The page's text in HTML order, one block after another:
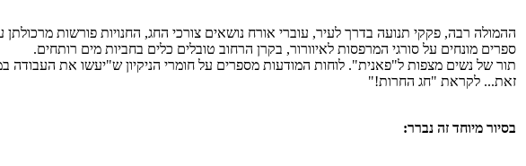
ההמולה רבה, פקקי תנועה בדרך לעיר, עוברי אורח נושאים צורכי החג, החנויות פורשות
ספרים מונחים על סורגי המרפסות לאיוורור, בקרן הרחוב טובלים כלים בחביות מים רותחים.
תור של נשים מצפות ל"פאנית". לוחות המודעות מספרים על חומרי הניקיון ש"יעשו את העבודה
זאת... לקראת "חג החרות!"
בסיור מיוחד זה נברר: